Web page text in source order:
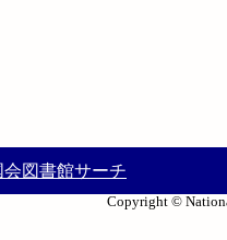
会図書館サーチ
Copyright ©